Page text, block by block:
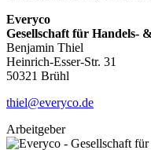
Everyco
Gesellschaft für Handels-
Benjamin Thiel
Heinrich-Esser-Str. 31
50321 Brühl
thiel@everyco.de
Arbeitgeber